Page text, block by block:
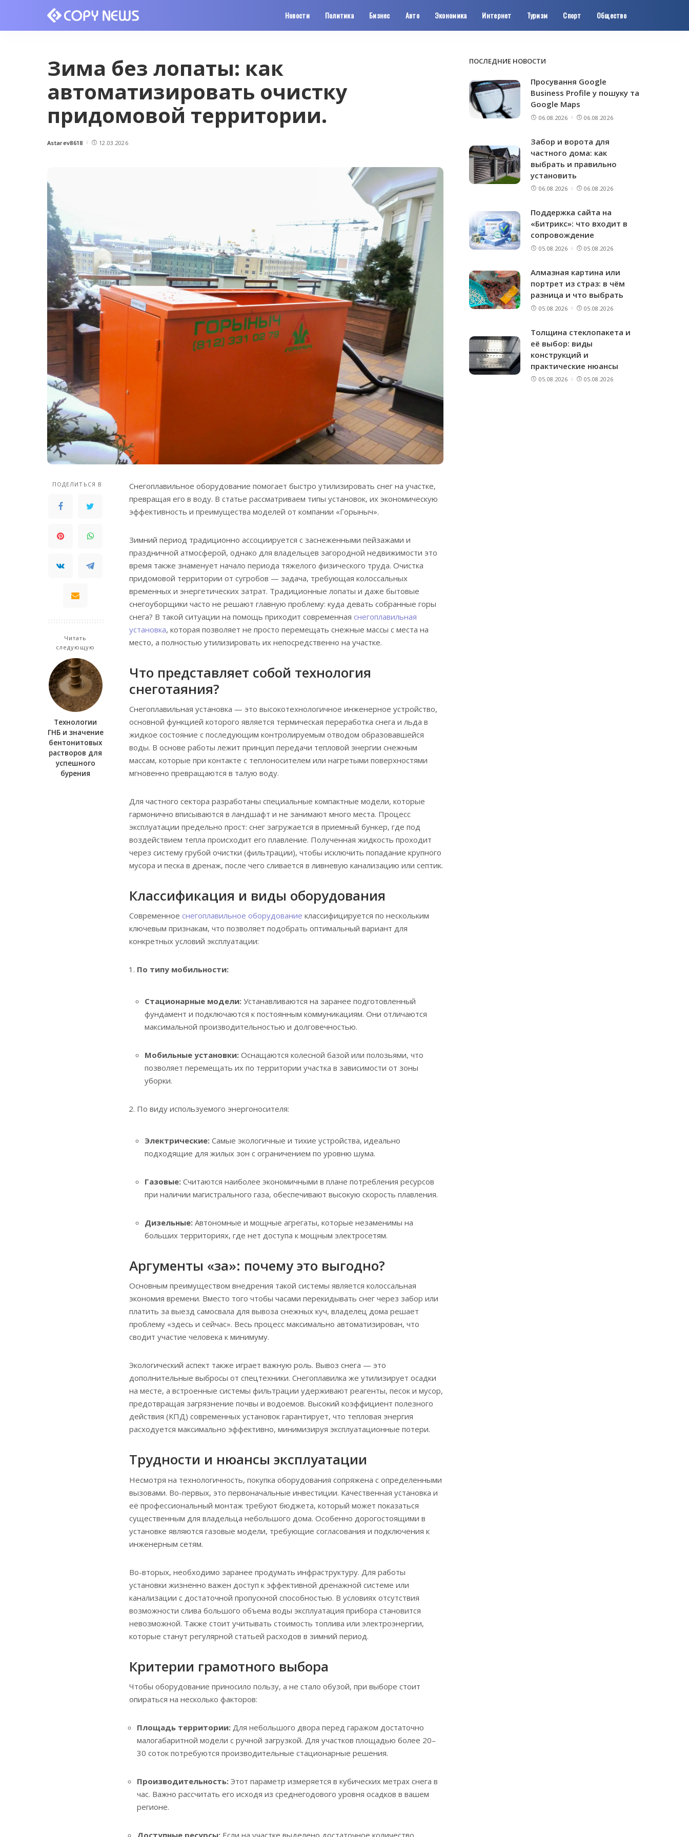
Новости Политика Бизнес Авто Экономика Интернет Туризм Спорт Общество
Зима без лопаты: как
автоматизировать очистку
придомовой территории.
Posted
Astarev8618 12.03.2026
ПОДЕЛИТЬСЯ В
Читать
следующую
Технологии
ГНБ и значение
бентонитовых
растворов для
успешного
бурения
Снегоплавильное оборудование помогает быстро утилизировать снег на участке,
превращая его в воду. В статье рассматриваем типы установок, их экономическую
эффективность и преимущества моделей от компании «Горыныч».
Зимний период традиционно ассоциируется с заснеженными пейзажами и
праздничной атмосферой, однако для владельцев загородной недвижимости это
время также знаменует начало периода тяжелого физического труда. Очистка
придомовой территории от сугробов — задача, требующая колоссальных
временных и энергетических затрат. Традиционные лопаты и даже бытовые
снегоуборщики часто не решают главную проблему: куда девать собранные горы
снега? В такой ситуации на помощь приходит современная снегоплавильная
установка, которая позволяет не просто перемещать снежные массы с места на
место, а полностью утилизировать их непосредственно на участке.
Что представляет собой технология
снеготаяния?
Снегоплавильная установка — это высокотехнологичное инженерное устройство,
основной функцией которого является термическая переработка снега и льда в
жидкое состояние с последующим контролируемым отводом образовавшейся
воды. В основе работы лежит принцип передачи тепловой энергии снежным
массам, которые при контакте с теплоносителем или нагретыми поверхностями
мгновенно превращаются в талую воду.
Для частного сектора разработаны специальные компактные модели, которые
гармонично вписываются в ландшафт и не занимают много места. Процесс
эксплуатации предельно прост: снег загружается в приемный бункер, где под
воздействием тепла происходит его плавление. Полученная жидкость проходит
через систему грубой очистки (фильтрации), чтобы исключить попадание крупного
мусора и песка в дренаж, после чего сливается в ливневую канализацию или септик.
Классификация и виды оборудования
Современное снегоплавильное оборудование классифицируется по нескольким
ключевым признакам, что позволяет подобрать оптимальный вариант для
конкретных условий эксплуатации:
По типу мобильности:
Стационарные модели: Устанавливаются на заранее подготовленный
фундамент и подключаются к постоянным коммуникациям. Они отличаются
максимальной производительностью и долговечностью.
Мобильные установки: Оснащаются колесной базой или полозьями, что
позволяет перемещать их по территории участка в зависимости от зоны
уборки.
По виду используемого энергоносителя:
Электрические: Самые экологичные и тихие устройства, идеально
подходящие для жилых зон с ограничением по уровню шума.
Газовые: Считаются наиболее экономичными в плане потребления ресурсов
при наличии магистрального газа, обеспечивают высокую скорость плавления.
Дизельные: Автономные и мощные агрегаты, которые незаменимы на
больших территориях, где нет доступа к мощным электросетям.
Аргументы «за»: почему это выгодно?
Основным преимуществом внедрения такой системы является колоссальная
экономия времени. Вместо того чтобы часами перекидывать снег через забор или
платить за выезд самосвала для вывоза снежных куч, владелец дома решает
проблему «здесь и сейчас». Весь процесс максимально автоматизирован, что
сводит участие человека к минимуму.
Экологический аспект также играет важную роль. Вывоз снега — это
дополнительные выбросы от спецтехники. Снегоплавилка же утилизирует осадки
на месте, а встроенные системы фильтрации удерживают реагенты, песок и мусор,
предотвращая загрязнение почвы и водоемов. Высокий коэффициент полезного
действия (КПД) современных установок гарантирует, что тепловая энергия
расходуется максимально эффективно, минимизируя эксплуатационные потери.
Трудности и нюансы эксплуатации
Несмотря на технологичность, покупка оборудования сопряжена с определенными
вызовами. Во-первых, это первоначальные инвестиции. Качественная установка и
её профессиональный монтаж требуют бюджета, который может показаться
существенным для владельца небольшого дома. Особенно дорогостоящими в
установке являются газовые модели, требующие согласования и подключения к
инженерным сетям.
Во-вторых, необходимо заранее продумать инфраструктуру. Для работы
установки жизненно важен доступ к эффективной дренажной системе или
канализации с достаточной пропускной способностью. В условиях отсутствия
возможности слива большого объема воды эксплуатация прибора становится
невозможной. Также стоит учитывать стоимость топлива или электроэнергии,
которые станут регулярной статьей расходов в зимний период.
Критерии грамотного выбора
Чтобы оборудование приносило пользу, а не стало обузой, при выборе стоит
опираться на несколько факторов:
Площадь территории: Для небольшого двора перед гаражом достаточно
малогабаритной модели с ручной загрузкой. Для участков площадью более 20–
30 соток потребуются производительные стационарные решения.
Производительность: Этот параметр измеряется в кубических метрах снега в
час. Важно рассчитать его исходя из среднегодового уровня осадков в вашем
регионе.
Доступные ресурсы: Если на участке выделено достаточное количество
ПОСЛЕДНИЕ НОВОСТИ
Просування Google
Business Profile у пошуку та
Google Maps
06.08.2026 06.08.2026
Забор и ворота для
частного дома: как
выбрать и правильно
установить
06.08.2026 06.08.2026
Поддержка сайта на
«Битрикс»: что входит в
сопровождение
05.08.2026 05.08.2026
Алмазная картина или
портрет из страз: в чём
разница и что выбрать
05.08.2026 05.08.2026
Толщина стеклопакета и
её выбор: виды
конструкций и
практические нюансы
05.08.2026 05.08.2026